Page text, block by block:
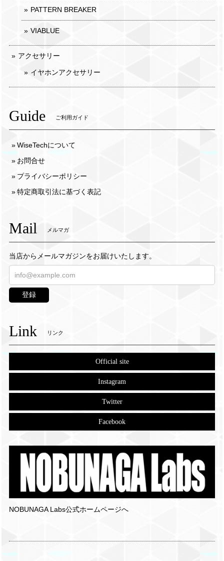
PATTERN BREAKER
VIABLUE
アクセサリー
イヤホンアクセサリー
Guide ご利用ガイド
WiseTechについて
お問合せ
プライバシーポリシー
特定商取引法に基づく表記
Mail メルマガ
当店からメールマガジンをお届けいたします。
登録
Link リンク
Official site
Instagram
Twitter
Facebook
NOBUNAGA Labs公式ホームページへ